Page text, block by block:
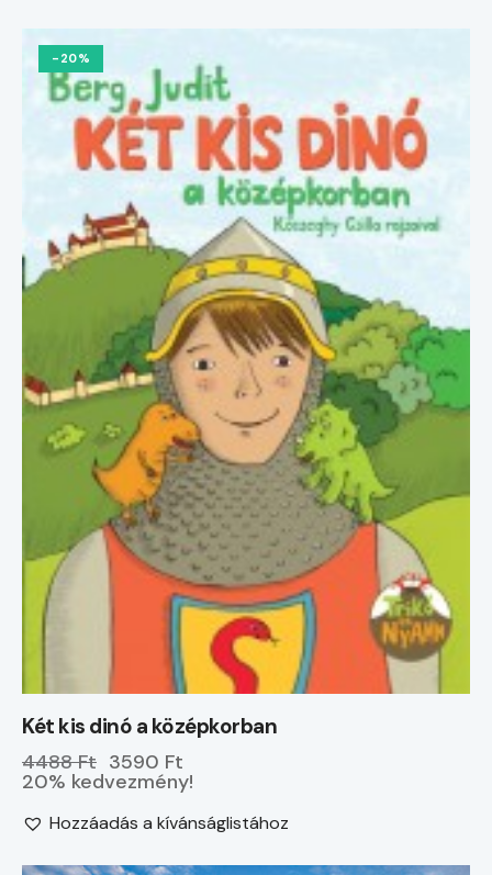
-20%
Két kis dinó a középkorban
4488 Ft 3590 Ft
20% kedvezmény!
Hozzáadás a kívánságlistához